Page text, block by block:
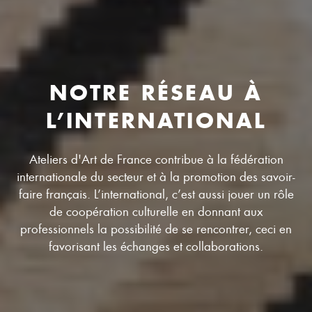
NOTRE RÉSEAU À
L’INTERNATIONAL
Ateliers d'Art de France contribue à la fédération
internationale du secteur et à la promotion des savoir-
faire français. L’international, c’est aussi jouer un rôle
de coopération culturelle en donnant aux
professionnels la possibilité de se rencontrer, ceci en
favorisant les échanges et collaborations.